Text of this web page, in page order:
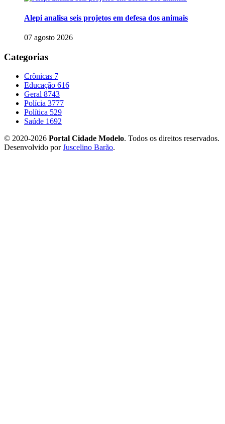
Alepi analisa seis projetos em defesa dos animais
07 agosto 2026
Categorias
Crônicas 7
Educação 616
Geral 8743
Polícia 3777
Política 529
Saúde 1692
© 2020-2026 Portal Cidade Modelo. Todos os direitos reservados.
Desenvolvido porJuscelino Barão.